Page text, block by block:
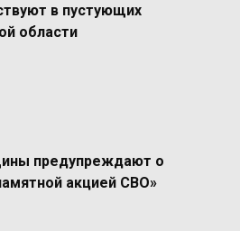
в пустующих
области
предупреждают о
акцией СВО»